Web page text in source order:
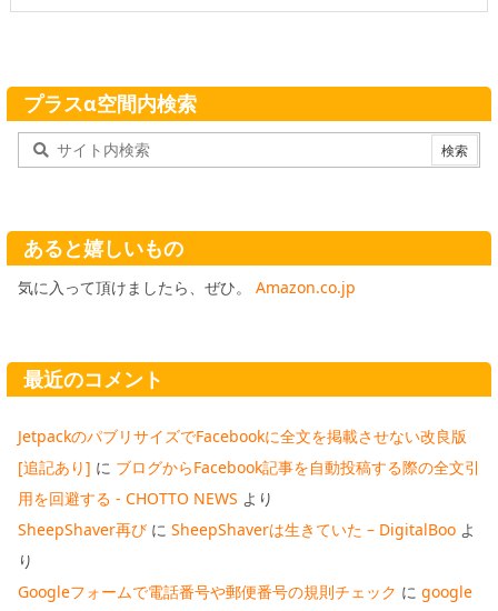
プラスα空間内検索
あると嬉しいもの
気に入って頂けましたら、ぜひ。 Amazon.co.jp
最近のコメント
JetpackのパブリサイズでFacebookに全文を掲載させない改良版
[追記あり] に ブログからFacebook記事を自動投稿する際の全文引
用を回避する - CHOTTO NEWS より
SheepShaver再び に SheepShaverは生きていた – DigitalBoo よ
り
Googleフォームで電話番号や郵便番号の規則チェック に google